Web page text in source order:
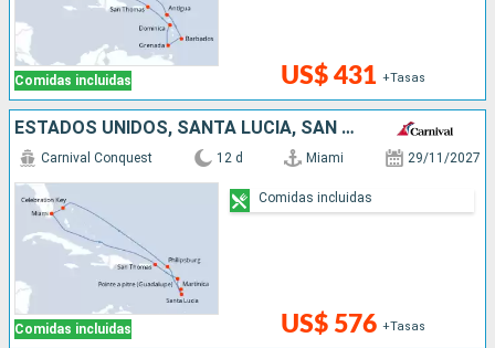
Comidas incluidas US$ 431 +Tasas
ESTADOS UNIDOS, SANTA LUCIA, SAN MARTÍN, BAHAMAS
Comidas incluidas
Carnival Conquest 12 d Miami 29/11/2027
US$ 576 +Tasas
Comidas incluidas